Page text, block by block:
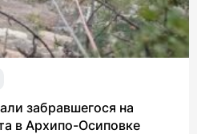
забравшегося на
в Архипо-Осиповке